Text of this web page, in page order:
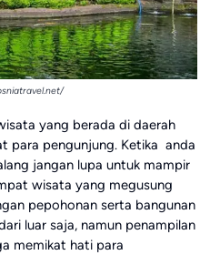
yang berada di daerah
para pengunjung. Ketika anda
jangan lupa untuk mampir
wisata yang megusung
pepohonan serta bangunan
luar saja, namun penampilan
memikat hati para